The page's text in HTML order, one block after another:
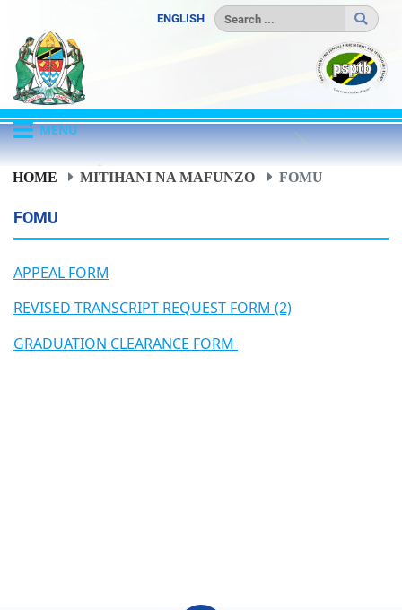
ENGLISH
MENU
HOME MITIHANI NA MAFUNZO FOMU
FOMU
APPEAL FORM
REVISED TRANSCRIPT REQUEST FORM (2)
GRADUATION CLEARANCE FORM